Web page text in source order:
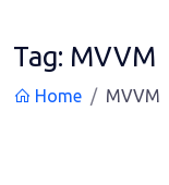
Tag: MVVM
Home MVVM